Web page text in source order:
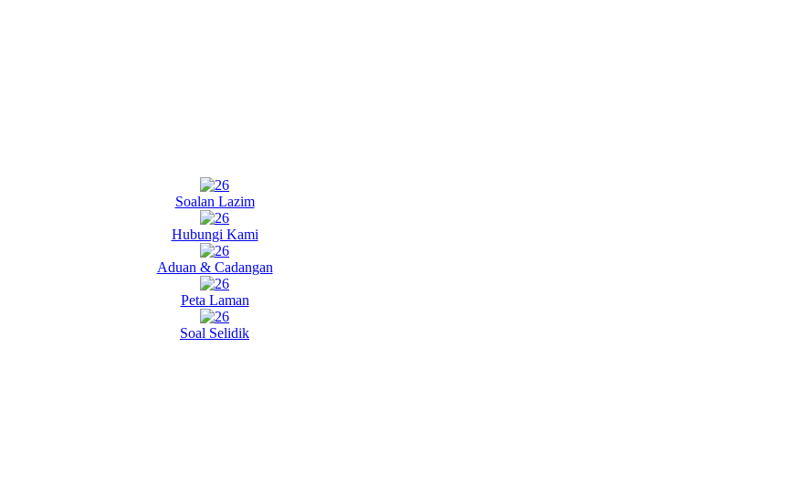
Soalan Lazim
Hubungi Kami
Aduan & Cadangan
Peta Laman
Soal Selidik